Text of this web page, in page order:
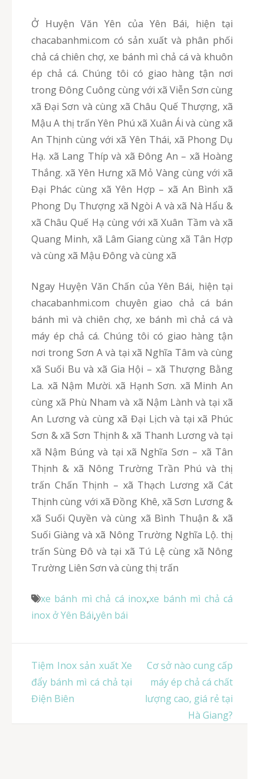
Ở Huyện Văn Yên của Yên Bái, hiện tại
chacabanhmi.com có sản xuất và phân phối
chả cá chiên chợ, xe bánh mì chả cá và khuôn
ép chả cá. Chúng tôi có giao hàng tận nơi
trong Đông Cuông cùng với xã Viễn Sơn cùng
xã Đại Sơn và cùng xã Châu Quế Thượng, xã
Mậu A thị trấn Yên Phú xã Xuân Ái và cùng xã
An Thịnh cùng với xã Yên Thái, xã Phong Dụ
Hạ. xã Lang Thíp và xã Đông An – xã Hoàng
Thắng. xã Yên Hưng xã Mỏ Vàng cùng với xã
Đại Phác cùng xã Yên Hợp – xã An Bình xã
Phong Dụ Thượng xã Ngòi A và xã Nà Hẩu &
xã Châu Quế Hạ cùng với xã Xuân Tầm và xã
Quang Minh, xã Lâm Giang cùng xã Tân Hợp
và cùng xã Mậu Đông và cùng xã
Ngay Huyện Văn Chấn của Yên Bái, hiện tại
chacabanhmi.com chuyên giao chả cá bán
bánh mì và chiên chợ, xe bánh mì chả cá và
máy ép chả cá. Chúng tôi có giao hàng tận
nơi trong Sơn A và tại xã Nghĩa Tâm và cùng
xã Suối Bu và xã Gia Hội – xã Thượng Bằng
La. xã Nậm Mười. xã Hạnh Sơn. xã Minh An
cùng xã Phù Nham và xã Nậm Lành và tại xã
An Lương và cùng xã Đại Lịch và tại xã Phúc
Sơn & xã Sơn Thịnh & xã Thanh Lương và tại
xã Nậm Búng và tại xã Nghĩa Sơn – xã Tân
Thịnh & xã Nông Trường Trần Phú và thị
trấn Chấn Thịnh – xã Thạch Lương xã Cát
Thịnh cùng với xã Đồng Khê, xã Sơn Lương &
xã Suối Quyền và cùng xã Bình Thuận & xã
Suối Giàng và xã Nông Trường Nghĩa Lộ. thị
trấn Sùng Đô và tại xã Tú Lệ cùng xã Nông
Trường Liên Sơn và cùng thị trấn
xe bánh mì chả cá inox,xe bánh mì chả cá
inox ở Yên Bái,yên bái
Điều
hướng
bài
Tiệm Inox sản xuất Xe
đẩy bánh mì cá chả tại
Điện Biên
Cơ sở nào cung cấp
máy ép chả cá chất
lượng cao, giá rẻ tại
Hà Giang?